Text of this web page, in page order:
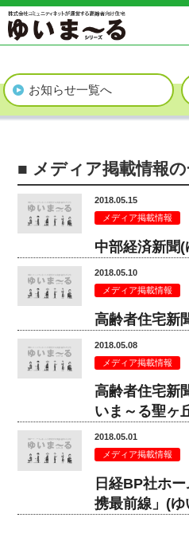
お知らせ一覧へ
■ メディア掲載情報
2018.05.15
メディア掲載情報
中部経済新聞
2018.05.10
メディア掲載情報
高齢者住宅新
2018.05.08
メディア掲載情報
高齢者住宅新
いま～る聖ヶ
2018.05.01
メディア掲載情報
日経BP社ホ
携最前線」(